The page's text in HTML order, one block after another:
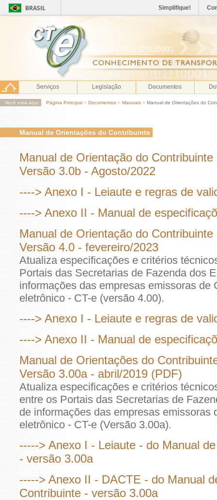
BRASIL Simplifique!
Serviços Legislação Documentos
Você está aqui: Página Principal > Documentos > Manuais > Manual de Orientações do
Manual de Orientações do Contribuinte
Manual de Orientação do
Versão 3.0b - Agosto/2022
----> Anexo I - Leiaute e regras de
----> Anexo II - Manual de
Manual de Orientação do
Versão 4.0 - fevereiro/2023
Atualiza especificações e critérios
Portais das Secretarias de Fazenda dos
informações das empresas emissoras de
eletrônico - CT-e (versão 4.00).
----> Anexo I - Leiaute e regras de
----> Anexo II - Manual de
Manual de Orientações do
Versão 3.00a - abril/2019 (PDF)
Atualiza especificações e critérios
entre os Portais das Secretarias de
de informações das empresas emissoras
eletrônico - CT-e (Versão 3.00a).
-----> Anexo I - Leiaute - do Manual
- versão 3.00a
-----> Anexo II - DACTE - do Manual
Contribuinte - versão 3.00a